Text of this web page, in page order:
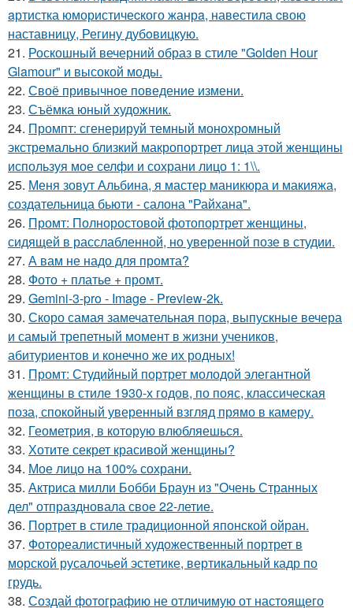
aртистка юмористичеcкого жанрa, навестила cвою
наставницу, Регину дубoвицкую.
21. Роскошный вечерний образ в стиле "Golden Hour
Glamour" и высокой моды.
22. Своё привычное поведение измени.
23. Съёмка юный художник.
24. Промпт: сгенерируй темный монохромный
экстремально близкий макропортрет лица этой женщины
используя мое селфи и сохрани лицо 1: 1\\.
25. Меня зовут Альбина, я мастер маникюра и макияжа,
создательница бьюти - салона "Райхана".
26. Промт: Полноростовой фотопортрет женщины,
сидящей в расслабленной, но уверенной позе в студии.
27. А вам не надо для промта?
28. Фото + платье + промт.
29. Gemini-3-pro - Image - Preview-2k.
30. Скоро самая замечательная пора, выпускные вечера
и самый трепетный момент в жизни учеников,
абитуриентов и конечно же их родных!
31. Промт: Студийный портрет молодой элегантной
женщины в стиле 1930-х годов, по пояс, классическая
поза, спокойный уверенный взгляд прямо в камеру.
32. Геометрия, в которую влюбляешься.
33. Хотите секрет красивой женщины?
34. Мое лицо на 100% сохрани.
35. Актриса милли Бобби Браун из "Очень Странных
дел" отпраздновала свое 22-летие.
36. Портрет в стиле традиционной японской ойран.
37. Фотореалистичный художественный портрет в
морской русалочьей эстетике, вертикальный кадр по
грудь.
38. Создай фотографию не отличимую от настоящего